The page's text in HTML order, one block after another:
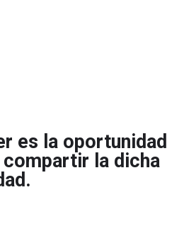
es la oportunidad
la dicha